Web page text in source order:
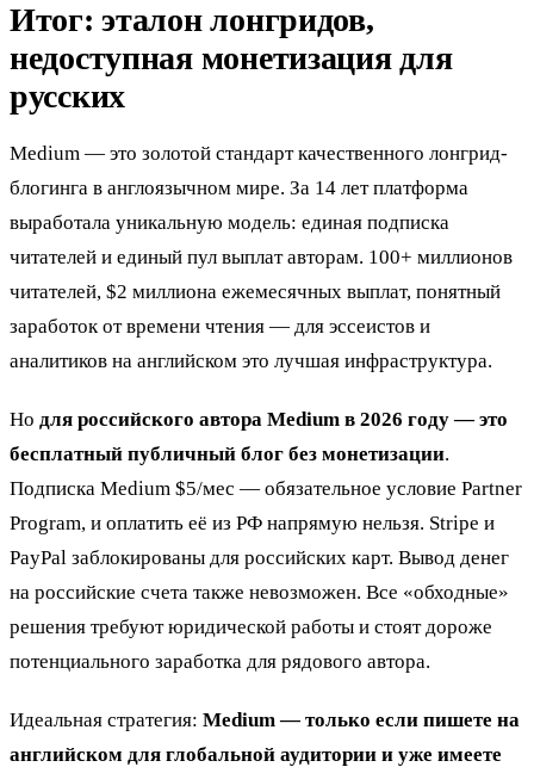
Итог: эталон лонгридов,
недоступная монетизация для
русских
Medium — это золотой стандарт качественного лонгрид-
блогинга в англоязычном мире. За 14 лет платформа
выработала уникальную модель: единая подписка
читателей и единый пул выплат авторам. 100+ миллионов
читателей, $2 миллиона ежемесячных выплат, понятный
заработок от времени чтения — для эссеистов и
аналитиков на английском это лучшая инфраструктура.
Но для российского автора Medium в 2026 году — это
бесплатный публичный блог без монетизации.
Подписка Medium $5/мес — обязательное условие Partner
Program, и оплатить её из РФ напрямую нельзя. Stripe и
PayPal заблокированы для российских карт. Вывод денег
на российские счета также невозможен. Все «обходные»
решения требуют юридической работы и стоят дороже
потенциального заработка для рядового автора.
Идеальная стратегия: Medium — только если пишете на
английском для глобальной аудитории и уже имеете